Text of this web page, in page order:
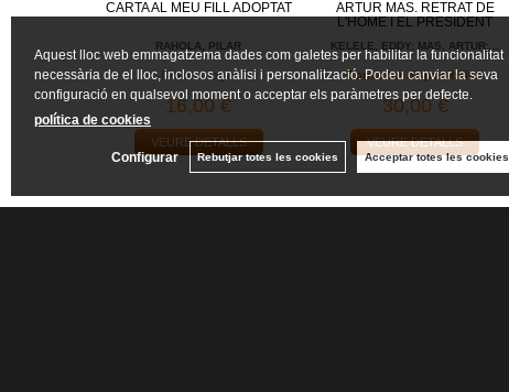
CARTA AL MEU FILL ADOPTAT
RAHOLA, PILAR
Descatalogat
16,00 €
VEURE DETALLS
ARTUR MAS. RETRAT DE
L'HOME I EL PRESIDENT
KELELE, EDDY; MAS, ARTUR;...
Consultar disponibilitat
30,00 €
VEURE DETALLS
Aquest lloc web emmagatzema dades com galetes per habilitar la funcionalitat
necessària de el lloc, inclosos anàlisi i personalització. Podeu canviar la seva
configuració en qualsevol moment o acceptar els paràmetres per defecte.
política de cookies
Configurar Rebutjar totes les cookies Acceptar totes les cookies